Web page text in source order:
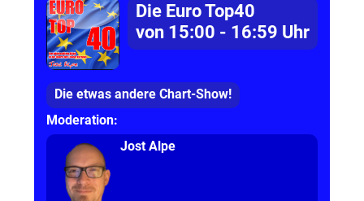
Die Euro Top40
von 15:00 - 16:59 Uhr
Die etwas andere Chart-Show!
Moderation:
Jost Alpe